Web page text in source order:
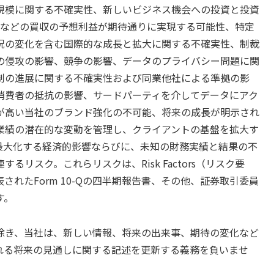
に関する不確実性、新しいビジネス機会への投資と投資
どの買収の予想利益が期待通りに実現する可能性、特定
変化を含む国際的な成長と拡大に関する不確実性、制裁
攻の影響、競争の影響、データのプライバシー問題に関
進展に関する不確実性および同業他社による準拠の影
者の抵抗の影響、サードパーティを介してデータにアク
い当社のブランド強化の不可能、将来の成長が明示され
の潜在的な変動を管理し、クライアントの基盤を拡大す
化する経済的影響ならびに、未知の財務実績と結果の不
るリスク。これらリスクは、Risk Factors（リスク要
れたForm 10-Qの四半期報告書、その他、証券取引委員
、当社は、新しい情報、将来の出来事、期待の変化など
将来の見通しに関する記述を更新する義務を負いませ